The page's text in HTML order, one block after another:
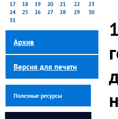
17
18 19 20 21 22
23
24
25 26 27 28 29
30
31
Архив
Версия для печати
Полезные ресурсы